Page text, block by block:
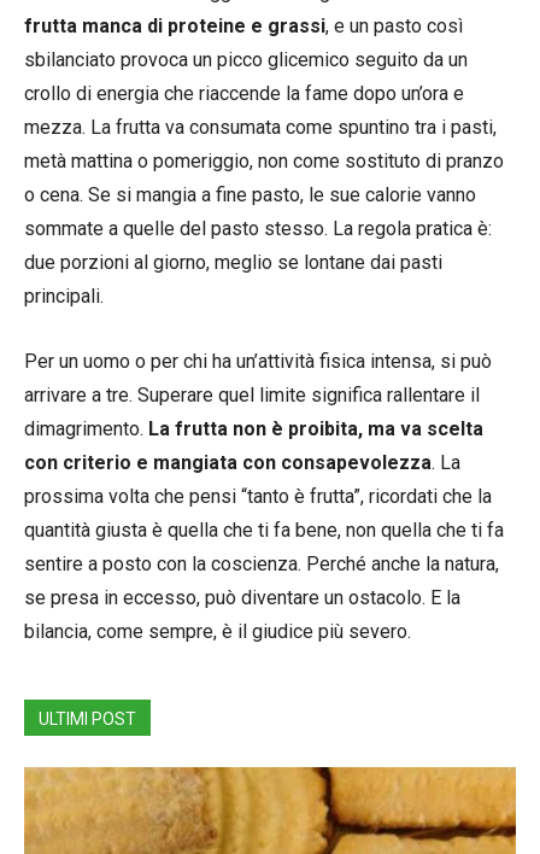
frutta manca di proteine e grassi, e un pasto così
sbilanciato provoca un picco glicemico seguito da un
crollo di energia che riaccende la fame dopo un’ora e
mezza. La frutta va consumata come spuntino tra i pasti,
metà mattina o pomeriggio, non come sostituto di pranzo
o cena. Se si mangia a fine pasto, le sue calorie vanno
sommate a quelle del pasto stesso. La regola pratica è:
due porzioni al giorno, meglio se lontane dai pasti
principali.
Per un uomo o per chi ha un’attività fisica intensa, si può
arrivare a tre. Superare quel limite significa rallentare il
dimagrimento. La frutta non è proibita, ma va scelta
con criterio e mangiata con consapevolezza. La
prossima volta che pensi “tanto è frutta”, ricordati che la
quantità giusta è quella che ti fa bene, non quella che ti fa
sentire a posto con la coscienza. Perché anche la natura,
se presa in eccesso, può diventare un ostacolo. E la
bilancia, come sempre, è il giudice più severo.
ULTIMI POST